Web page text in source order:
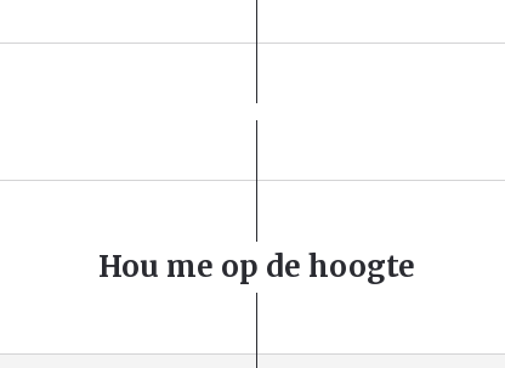
Hou me op de hoogte